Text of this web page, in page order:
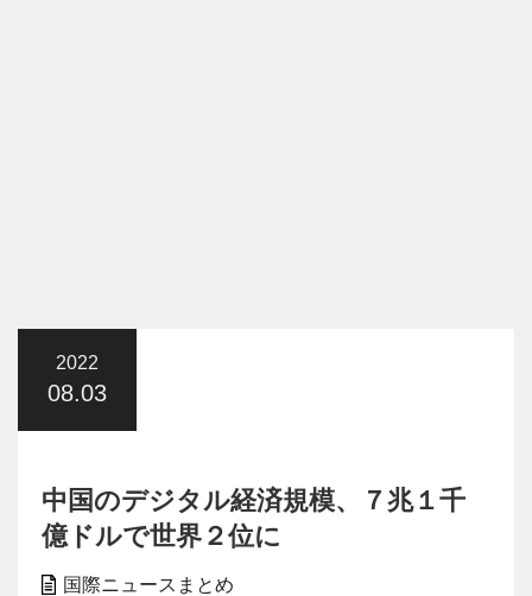
2022
08.03
中国のデジタル経済規模、７兆１千
億ドルで世界２位に
国際ニュースまとめ